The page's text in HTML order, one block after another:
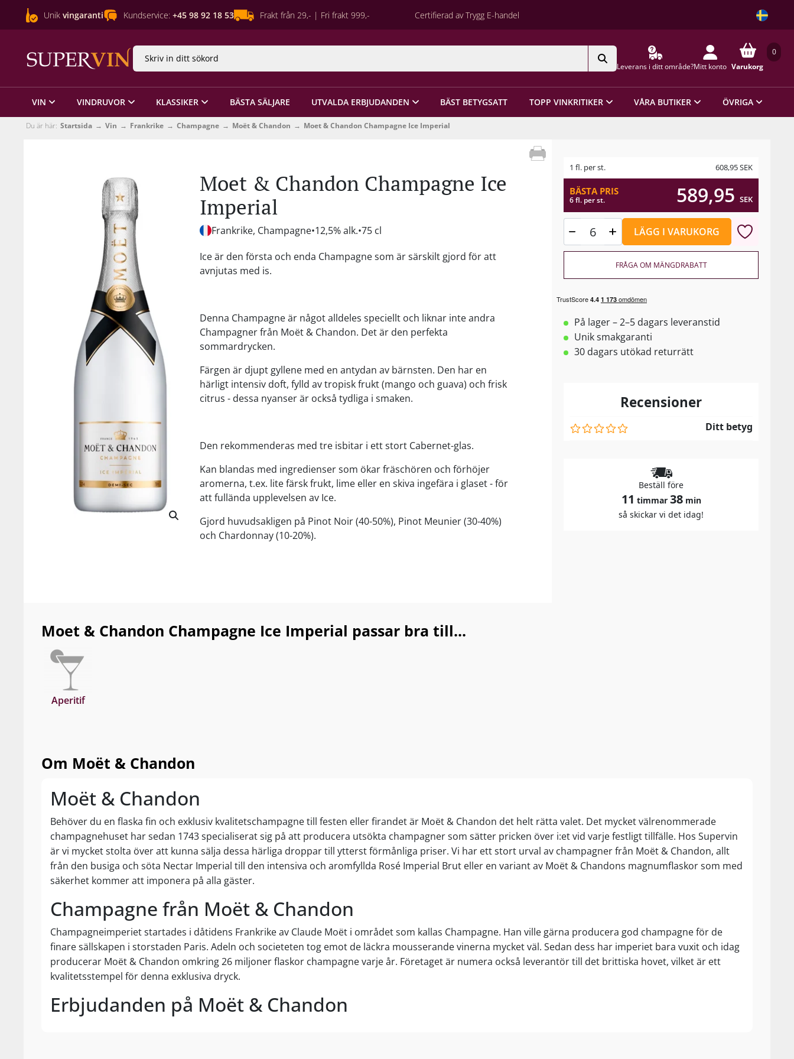
Unik vingaranti Kundservice: +45 98 92 18 53 Frakt från 29,- | Fri frakt 999,- Certifierad av Trygg E-handel
Leverans i ditt område?Mitt konto
0
Varukorg
VIN VINDRUVOR KLASSIKER BÄSTA SÄLJARE UTVALDA ERBJUDANDEN BÄST BETYGSATT TOPP VINKRITIKER VÅRA BUTIKER ÖVRIGA
Du är här: Startsida Vin Frankrike Champagne Moët & Chandon Moet & Chandon Champagne Ice Imperial
Moet & Chandon Champagne Ice
Imperial
Frankrike, Champagne 12,5% alk. 75 cl
Ice är den första och enda Champagne som är särskilt gjord för att
avnjutas med is.
Denna Champagne är något alldeles speciellt och liknar inte andra
Champagner från Moët & Chandon. Det är den perfekta
sommardrycken.
Färgen är djupt gyllene med en antydan av bärnsten. Den har en
härligt intensiv doft, fylld av tropisk frukt (mango och guava) och frisk
citrus - dessa nyanser är också tydliga i smaken.
Den rekommenderas med tre isbitar i ett stort Cabernet-glas.
Kan blandas med ingredienser som ökar fräschören och förhöjer
aromerna, t.ex. lite färsk frukt, lime eller en skiva ingefära i glaset - för
att fullända upplevelsen av Ice.
Gjord huvudsakligen på Pinot Noir (40-50%), Pinot Meunier (30-40%)
och Chardonnay (10-20%).
1 fl. per st. 608,95SEK
BÄSTA PRIS
6 fl. per st. 589,95 SEK
LÄGG I VARUKORG
FRÅGA OM MÄNGDRABATT
På lager – 2–5 dagars leveranstid
Unik smakgaranti
30 dagars utökad returrätt
Recensioner
Ditt betyg
Beställ före
11 timmar 38min
så skickar vi det idag!
Moet & Chandon Champagne Ice Imperial passar bra till...
Aperitif
Om Moët & Chandon
Moët & Chandon
Behöver du en flaska fin och exklusiv kvalitetschampagne till festen eller firandet är Moët & Chandon det helt rätta valet. Det mycket välrenommerade
champagnehuset har sedan 1743 specialiserat sig på att producera utsökta champagner som sätter pricken över i:et vid varje festligt tillfälle. Hos Supervin
är vi mycket stolta över att kunna sälja dessa härliga droppar till ytterst förmånliga priser. Vi har ett stort urval av champagner från Moët & Chandon, allt
från den busiga och söta Nectar Imperial till den intensiva och aromfyllda Rosé Imperial Brut eller en variant av Moët & Chandons magnumflaskor som med
säkerhet kommer att imponera på alla gäster.
Champagne från Moët & Chandon
Champagneimperiet startades i dåtidens Frankrike av Claude Moët i området som kallas Champagne. Han ville gärna producera god champagne för de
finare sällskapen i storstaden Paris. Adeln och societeten tog emot de läckra mousserande vinerna mycket väl. Sedan dess har imperiet bara vuxit och idag
producerar Moët & Chandon omkring 26 miljoner flaskor champagne varje år. Företaget är numera också leverantör till det brittiska hovet, vilket är ett
kvalitetsstempel för denna exklusiva dryck.
Erbjudanden på Moët & Chandon